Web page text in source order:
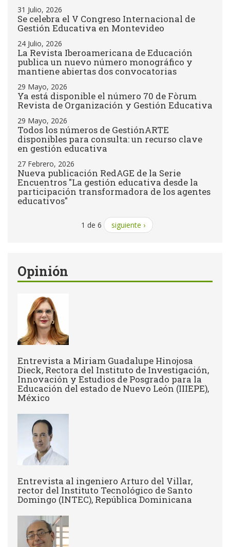
31 Julio, 2026
Se celebra el V Congreso Internacional de
Gestión Educativa en Montevideo
24 Julio, 2026
La Revista Iberoamericana de Educación
publica un nuevo número monográfico y
mantiene abiertas dos convocatorias
29 Mayo, 2026
Ya está disponible el número 70 de Fòrum
Revista de Organización y Gestión Educativa
29 Mayo, 2026
Todos los números de GestiónARTE
disponibles para consulta: un recurso clave
en gestión educativa
27 Febrero, 2026
Nueva publicación RedAGE de la Serie
Encuentros "La gestión educativa desde la
participación transformadora de los agentes
educativos"
1 de 6 siguiente ›
Opinión
Entrevista a Miriam Guadalupe Hinojosa
Dieck, Rectora del Instituto de Investigación,
Innovación y Estudios de Posgrado para la
Educación del estado de Nuevo León (IIIEPE),
México
Entrevista al ingeniero Arturo del Villar,
rector del Instituto Tecnológico de Santo
Domingo (INTEC), República Dominicana